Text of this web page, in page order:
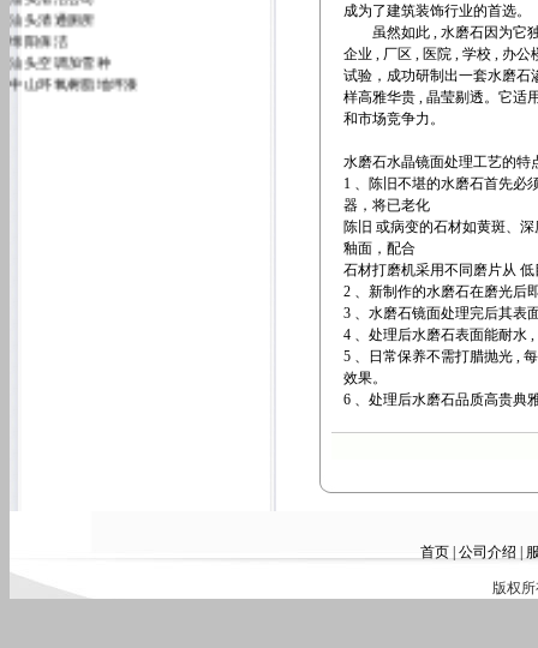
汕头清通厕所
绵阳保洁
汕头空调加雪种
中山环氧树脂地坪漆
汕头万佳清洁服务有限公司
成为了建筑装饰行业的首选。
虽然如此 , 水磨石因为它独
企业 , 厂区 , 医院 , 学校 , 办
试验，成功研制出一套水磨石
样高雅华贵 , 晶莹剔透。它适
和市场竞争力。
水磨石水晶镜面处理工艺的特
1 、陈旧不堪的水磨石首先必
器，将已老化
陈旧 或病变的石材如黄斑、
釉面，配合
石材打磨机采用不同磨片从
2 、新制作的水磨石在磨光后
3 、水磨石镜面处理完后其表
4 、处理后水磨石表面能耐水
5 、日常保养不需打腊抛光 ,
效果。
6 、处理后水磨石品质高贵典
首页| 公司介绍
版权